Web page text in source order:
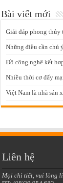
Bài viết mới
Giải đáp phong thủy
Những điều cần chú
Đồ công nghệ kết
Nhiều thời cơ đẩy
Việt Nam là nhà sản
Liên hệ
Mọi chi tiết, vui lòng